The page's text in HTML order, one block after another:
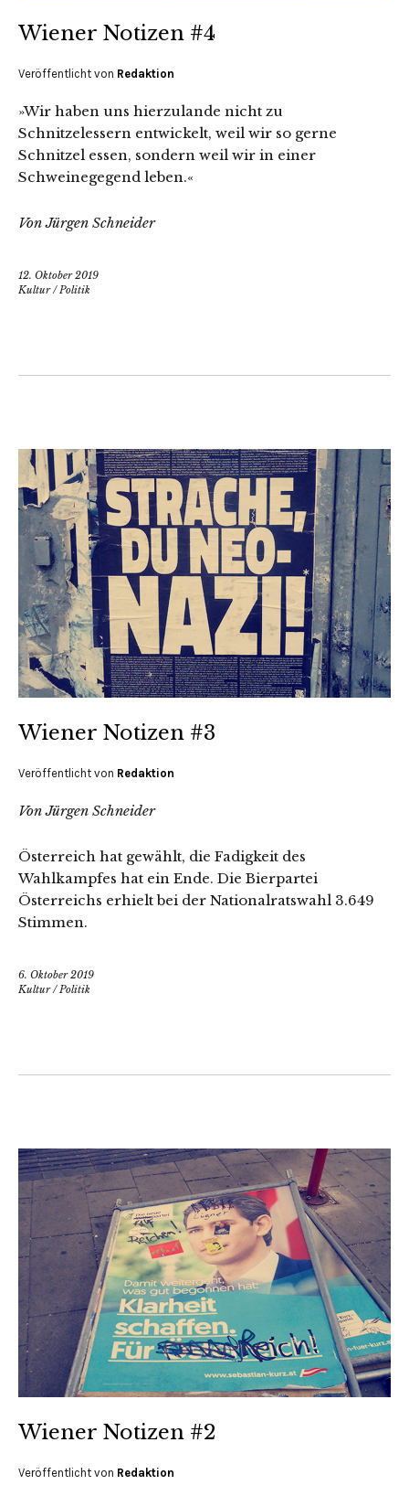
Wiener Notizen #4
Veröffentlicht von Redaktion
»Wir haben uns hierzulande nicht zu
Schnitzelessern entwickelt, weil wir so gerne
Schnitzel essen, sondern weil wir in einer
Schweinegegend leben.«
Von Jürgen Schneider
12. Oktober 2019
Kultur/Politik
Wiener Notizen #3
Veröffentlicht von Redaktion
Von Jürgen Schneider
Österreich hat gewählt, die Fadigkeit des
Wahlkampfes hat ein Ende. Die Bierpartei
Österreichs erhielt bei der Nationalratswahl 3.649
Stimmen.
6. Oktober 2019
Kultur/Politik
Wiener Notizen #2
Veröffentlicht von Redaktion